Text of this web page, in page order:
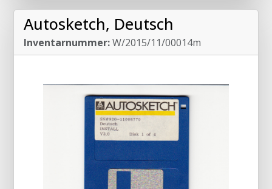
Autosketch, Deutsch
Inventarnummer:W/2015/11/00014m